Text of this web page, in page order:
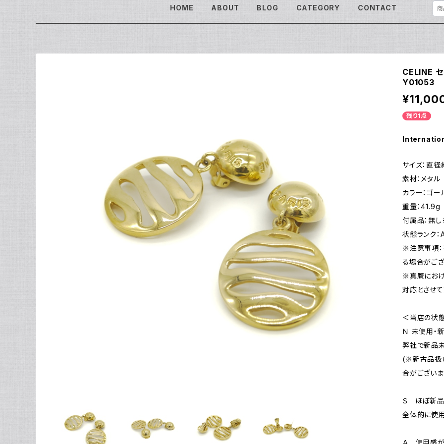
HOME ABOUT BLOG CATEGORY CONTACT
CELINE セ
Y01053
残り1点
サイズ：直
素材：メタル
カラー：ゴー
重量：41.9g
付属品：無
状態ランク：
※注意事項：
る場合がござ
※真贋にお
対応とさせて
＜当店の状
Ｎ 未使用・
弊社で新品
(※新古品扱
合がございま
Ｓ ほぼ新
全体的に使
Ａ 使用感が